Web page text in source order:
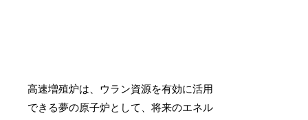
高速増殖炉は、ウラン資源を有効に活用
できる夢の原子炉として、将来のエネル